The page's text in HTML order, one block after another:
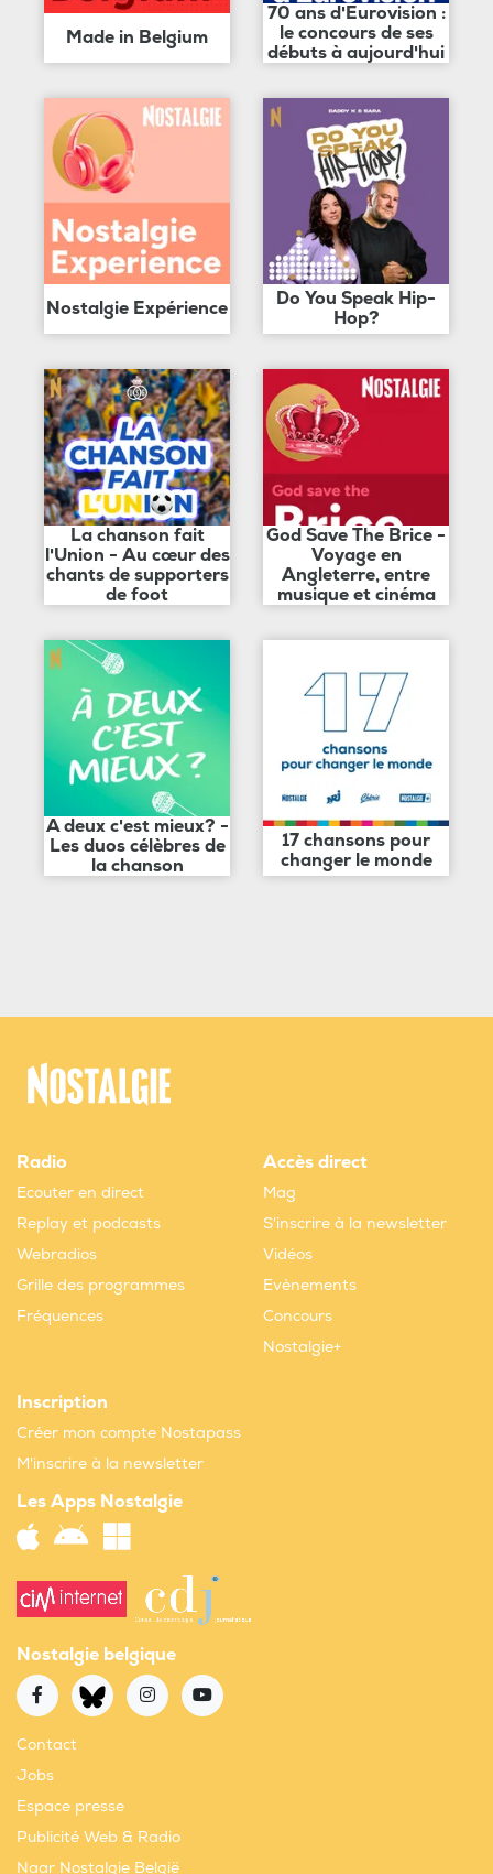
Made in Belgium
70 ans d'Eurovision :
le concours de ses
débuts à aujourd'hui
Nostalgie Expérience
Do You Speak Hip-
Hop?
La chanson fait
l'Union - Au cœur des
chants de supporters
de foot
God Save The Brice -
Voyage en
Angleterre, entre
musique et cinéma
A deux c'est mieux? -
Les duos célèbres de
la chanson
17 chansons pour
changer le monde
Radio
Ecouter en direct
Replay et podcasts
Webradios
Grille des programmes
Fréquences
Accès direct
Mag
S'inscrire à la newsletter
Vidéos
Evènements
Concours
Nostalgie+
Inscription
Créer mon compte Nostapass
M'inscrire à la newsletter
Les Apps Nostalgie
Nostalgie belgique
Contact
Jobs
Espace presse
Publicité Web & Radio
Naar Nostalgie België